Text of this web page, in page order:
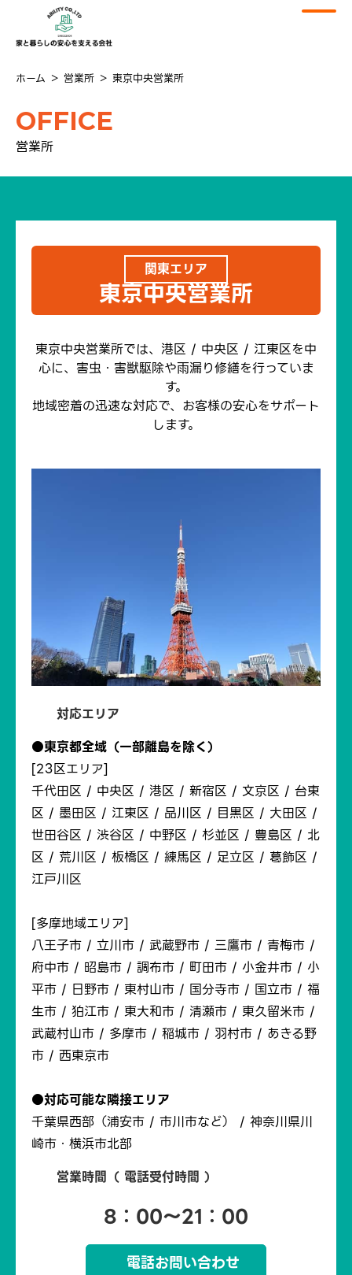
ホーム ＞ 営業所 ＞ 東京中央営業所
OFFICE
営業所
関東エリア
東京中央営業所
東京中央営業所では、港区 / 中央区 / 江東区を中
心に、害虫・害獣駆除や雨漏り修繕を行っていま
す。
地域密着の迅速な対応で、お客様の安心をサポート
します。
対応エリア
●東京都全域（一部離島を除く）
[23区エリア]
千代田区 / 中央区 / 港区 / 新宿区 / 文京区 / 台東
区 / 墨田区 / 江東区 / 品川区 / 目黒区 / 大田区 /
世田谷区 / 渋谷区 / 中野区 / 杉並区 / 豊島区 / 北
区 / 荒川区 / 板橋区 / 練馬区 / 足立区 / 葛飾区 /
江戸川区
[多摩地域エリア]
八王子市 / 立川市 / 武蔵野市 / 三鷹市 / 青梅市 /
府中市 / 昭島市 / 調布市 / 町田市 / 小金井市 / 小
平市 / 日野市 / 東村山市 / 国分寺市 / 国立市 / 福
生市 / 狛江市 / 東大和市 / 清瀬市 / 東久留米市 /
武蔵村山市 / 多摩市 / 稲城市 / 羽村市 / あきる野
市 / 西東京市
●対応可能な隣接エリア
千葉県西部（浦安市 / 市川市など） / 神奈川県川
崎市・横浜市北部
営業時間（ 電話受付時間 ）
8：00～21：00
電話お問い合わせ